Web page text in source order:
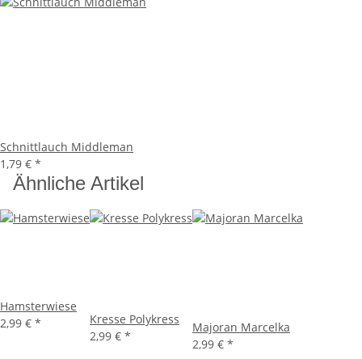
Schnittlauch Middleman
1,79 € *
Ähnliche Artikel
Hamsterwiese
2,99 € *
Kresse Polykress
2,99 € *
Majoran Marcelka
2,99 € *